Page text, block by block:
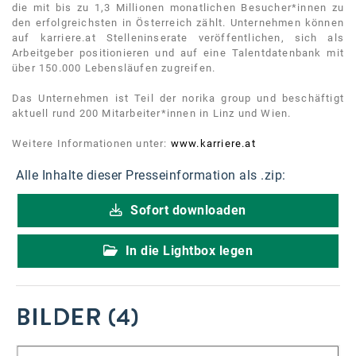
die mit bis zu 1,3 Millionen monatlichen Besucher*innen zu
den erfolgreichsten in Österreich zählt. Unternehmen können
auf karriere.at Stelleninserate veröffentlichen, sich als
Arbeitgeber positionieren und auf eine Talentdatenbank mit
über 150.000 Lebensläufen zugreifen.
Das Unternehmen ist Teil der norika group und beschäftigt
aktuell rund 200 Mitarbeiter*innen in Linz und Wien.
Weitere Informationen unter: www.karriere.at
Alle Inhalte dieser Presseinformation als .zip:
Sofort downloaden
In die Lightbox legen
BILDER (4)